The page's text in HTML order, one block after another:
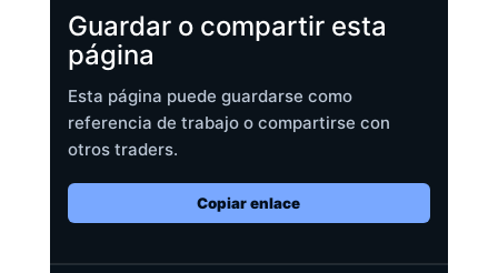
Guardar o compartir esta
página
Esta página puede guardarse como
referencia de trabajo o compartirse con
otros traders.
Copiar enlace